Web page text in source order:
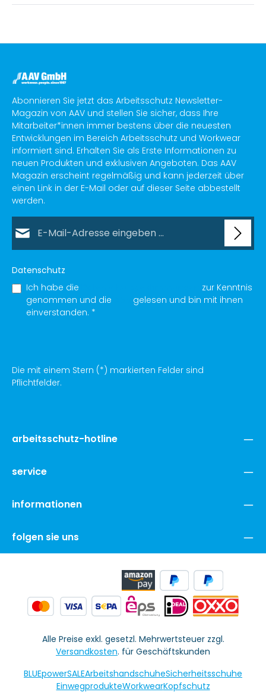
Abonnieren Sie jetzt das Arbeitsschutz Newsletter-
Magazin von AAV und stellen Sie sicher, dass Ihre
Mitarbeiter*innen immer bestens über die neuesten
Entwicklungen im Bereich Arbeitsschutz und Workwear
informiert sind. Erhalten Sie als Erste Informationen zu
neuen Produkten und exklusiven Angeboten. Das AAV
Magazin erscheint regelmäßig und kann jederzeit über
einen Link in der E-Mail oder auf dieser Seite abbestellt
werden.
Datenschutz
Ich habe die
zur Kenntnis
genommen und die
gelesen und bin mit ihnen
einverstanden. *
Die mit einem Stern (*) markierten Felder sind
Pflichtfelder.
arbeitsschutz-hotline
service
informationen
folgen sie uns
Alle Preise exkl. gesetzl. Mehrwertsteuer zzgl.
Versandkosten. für Geschäftskunden
BLUEpowerSALEArbeitshandschuheSicherheitsschuhe
EinwegprodukteWorkwearKopfschutz